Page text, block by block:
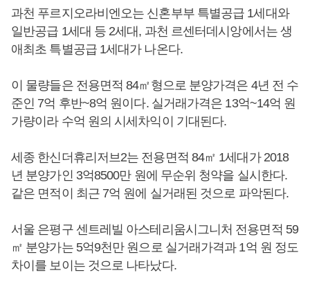
과천 푸르지오라비엔오는 신혼부부 특별공급 1세대와
일반공급 1세대 등 2세대, 과천 르센터데시앙에서는 생
애최초 특별공급 1세대가 나온다.
이 물량들은 전용면적 84㎡형으로 분양가격은 4년 전 수
준인 7억 후반~8억 원이다. 실거래가격은 13억~14억 원
가량이라 수억 원의 시세차익이 기대된다.
세종 한신더휴리저브2는 전용면적 84㎡ 1세대가 2018
년 분양가인 3억8500만 원에 무순위 청약을 실시한다.
같은 면적이 최근 7억 원에 실거래된 것으로 파악된다.
서울 은평구 센트레빌 아스테리움시그니처 전용면적 59
㎡ 분양가는 5억9천만 원으로 실거래가격과 1억 원 정도
차이를 보이는 것으로 나타났다.